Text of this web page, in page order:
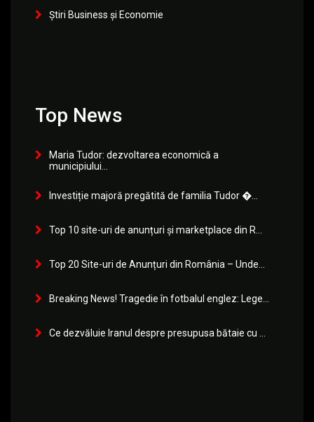
Știri Business și Economie
Top News
Maria Tudor: dezvoltarea economică a
municipiului...
Investiție majoră pregătită de familia Tudor �...
Top 10 site-uri de anunțuri și marketplace din R...
Top 20 Site-uri de Anunțuri din România – Unde...
Breaking News! Tragedie în fotbalul englez: Lege...
Ce dezvăluie Iranul despre presupusa bătaie cu ...